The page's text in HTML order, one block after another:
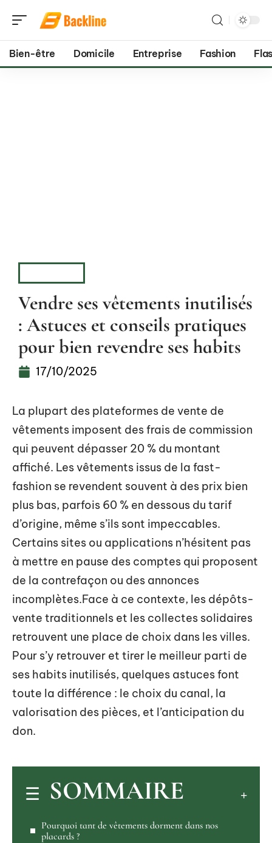
Bien-être Domicile Entreprise Fashion
Vendre ses vêtements inutilisés
: Astuces et conseils pratiques
pour bien revendre ses habits
17/10/2025
La plupart des plateformes de vente de
vêtements imposent des frais de commission
qui peuvent dépasser 20 % du montant
affiché. Les vêtements issus de la fast-
fashion se revendent souvent à des prix bien
plus bas, parfois 60 % en dessous du tarif
d’origine, même s’ils sont impeccables.
Certains sites ou applications n’hésitent pas
à mettre en pause des comptes qui proposent
de la contrefaçon ou des annonces
incomplètes.Face à ce contexte, les dépôts-
vente traditionnels et les collectes solidaires
retrouvent une place de choix dans les villes.
Pour s’y retrouver et tirer le meilleur parti de
ses habits inutilisés, quelques astuces font
toute la différence : le choix du canal, la
valorisation des pièces, et l’anticipation du
don.
SOMMAIRE
Pourquoi tant de vêtements dorment dans nos
placards ?